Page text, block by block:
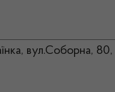
вул.Соборна, 80,